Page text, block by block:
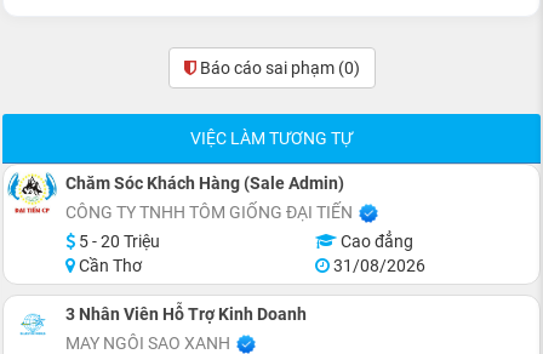
Báo cáo sai phạm (0)
VIỆC LÀM TƯƠNG TỰ
Chăm Sóc Khách Hàng (Sale Admin)
CÔNG TY TNHH TÔM GIỐNG ĐẠI TIẾN
5 - 20 Triệu
Cao đẳng
Cần Thơ
31/08/2026
3 Nhân Viên Hỗ Trợ Kinh Doanh
MAY NGÔI SAO XANH